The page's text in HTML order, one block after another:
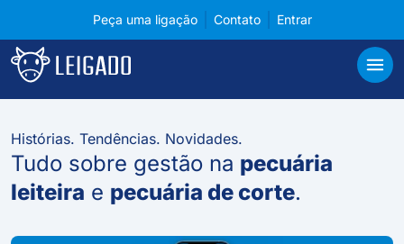
Conteúdos sobre tecnologia para pecuária
Peça uma ligação Contato Entrar
Leigado
Histórias. Tendências. Novidades.
Tudo sobre gestão na pecuária
leiteira e pecuária de corte.